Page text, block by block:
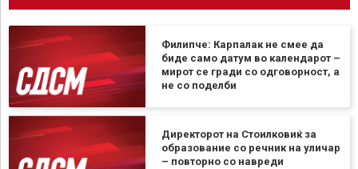
Филипче: Карпалак не смее да
биде само датум во календарот –
мирот се гради со одговорност, а
не со поделби
Директорот на Стоилковиќ за
образование со речник на уличар
– повторно со навреди